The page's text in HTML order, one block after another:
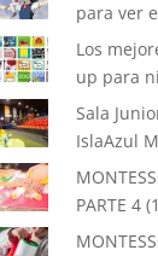
para ver
Los
up para
Sala
IslaAzul
PARTE 4